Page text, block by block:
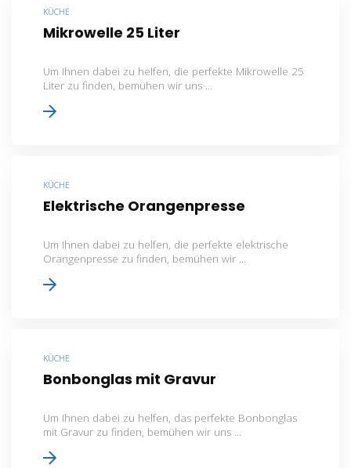
KÜCHE
Mikrowelle 25 Liter
Um Ihnen dabei zu helfen, die perfekte Mikrowelle 25
Liter zu finden, bemühen wir uns ...
KÜCHE
Elektrische Orangenpresse
Um Ihnen dabei zu helfen, die perfekte elektrische
Orangenpresse zu finden, bemühen wir ...
KÜCHE
Bonbonglas mit Gravur
Um Ihnen dabei zu helfen, das perfekte Bonbonglas
mit Gravur zu finden, bemühen wir uns ...